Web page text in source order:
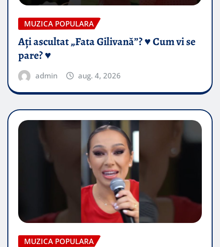
MUZICA POPULARA
Ați ascultat „Fata Gilivană”? ♥️ Cum vi se
pare? ♥️
admin aug. 4, 2026
MUZICA POPULARA